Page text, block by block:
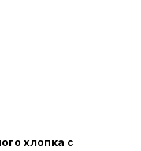
хлопка с